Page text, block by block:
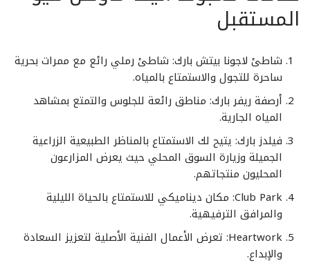
المستقبل
شاطئ لاجونا بيتش بارك: شاطئ رملي رائع مع ممرات بحرية
ساحرة للتجول والاستمتاع بالمياه.
أرصفة ريفر بارك: مناطق رائعة للجلوس والتمتع بمشاهد
المياه الجارية.
فيلدز بارك: يتيح لك الاستمتاع بالمناظر الطبيعية الزراعية
الجميلة وزيارة السوق المحلي حيث يعرض المزارعون
المحليون منتجاتهم.
Club Park: مكان ديناميكي للاستمتاع بالحياة الليلية
والمرافق الترفيهية.
Heartwork: تعرض الأعمال الفنية الأصلية لتعزيز السعادة
والإبداع.